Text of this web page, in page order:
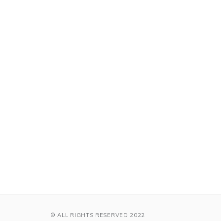
© ALL RIGHTS RESERVED 2022